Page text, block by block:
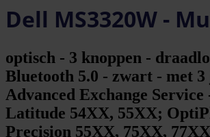
Dell MS3320W -
optisch - 3 knoppen -
Bluetooth 5.0 - zwart - met
Advanced Exchange Service
Latitude 54XX, 55XX;
Precision 55XX, 75XX,